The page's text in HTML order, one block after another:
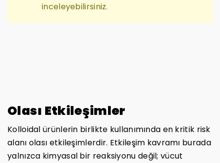
inceleyebilirsiniz.
Olası Etkileşimler
Kolloidal ürünlerin birlikte kullanımında en kritik risk
alanı olası etkileşimlerdir. Etkileşim kavramı burada
yalnızca kimyasal bir reaksiyonu değil; vücut